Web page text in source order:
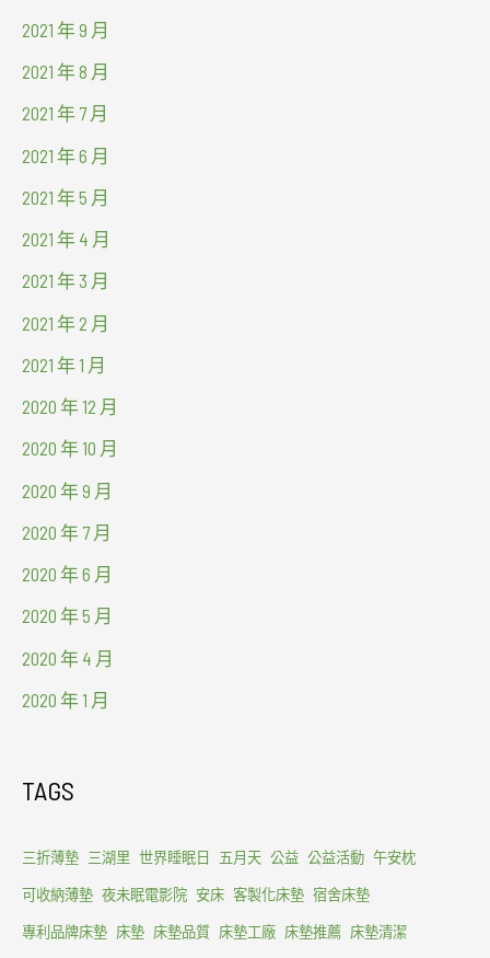
2021 年 9 月
2021 年 8 月
2021 年 7 月
2021 年 6 月
2021 年 5 月
2021 年 4 月
2021 年 3 月
2021 年 2 月
2021 年 1 月
2020 年 12 月
2020 年 10 月
2020 年 9 月
2020 年 7 月
2020 年 6 月
2020 年 5 月
2020 年 4 月
2020 年 1 月
TAGS
三折薄墊 三湖里 世界睡眠日 五月天 公益 公益活動 午安枕
可收納薄墊 夜未眠電影院 安床 客製化床墊 宿舍床墊
專利品牌床墊 床墊 床墊品質 床墊工廠 床墊推薦 床墊清潔